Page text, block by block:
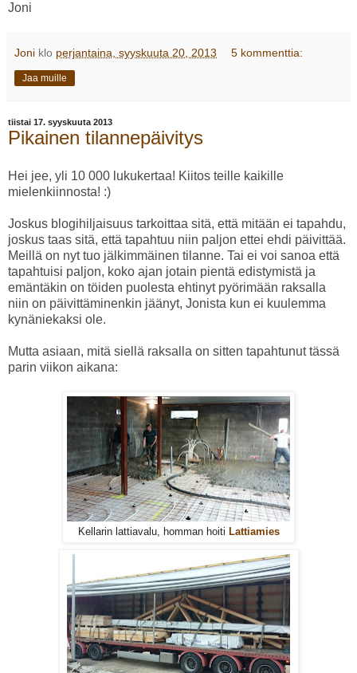
Joni
Joni klo perjantaina, syyskuuta 20, 2013 5 kommenttia:
Jaa muille
tiistai 17. syyskuuta 2013
Pikainen tilannepäivitys
Hei jee, yli 10 000 lukukertaa! Kiitos teille kaikille
mielenkiinnosta! :)
Joskus blogihiljaisuus tarkoittaa sitä, että mitään ei tapahdu,
joskus taas sitä, että tapahtuu niin paljon ettei ehdi päivittää.
Meillä on nyt tuo jälkimmäinen tilanne. Tai ei voi sanoa että
tapahtuisi paljon, koko ajan jotain pientä edistymistä ja
emäntäkin on töiden puolesta ehtinyt pyörimään raksalla
niin on päivittäminenkin jäänyt, Jonista kun ei kuulemma
kynäniekaksi ole.
Mutta asiaan, mitä siellä raksalla on sitten tapahtunut tässä
parin viikon aikana:
Kellarin lattiavalu, homman hoiti Lattiamies